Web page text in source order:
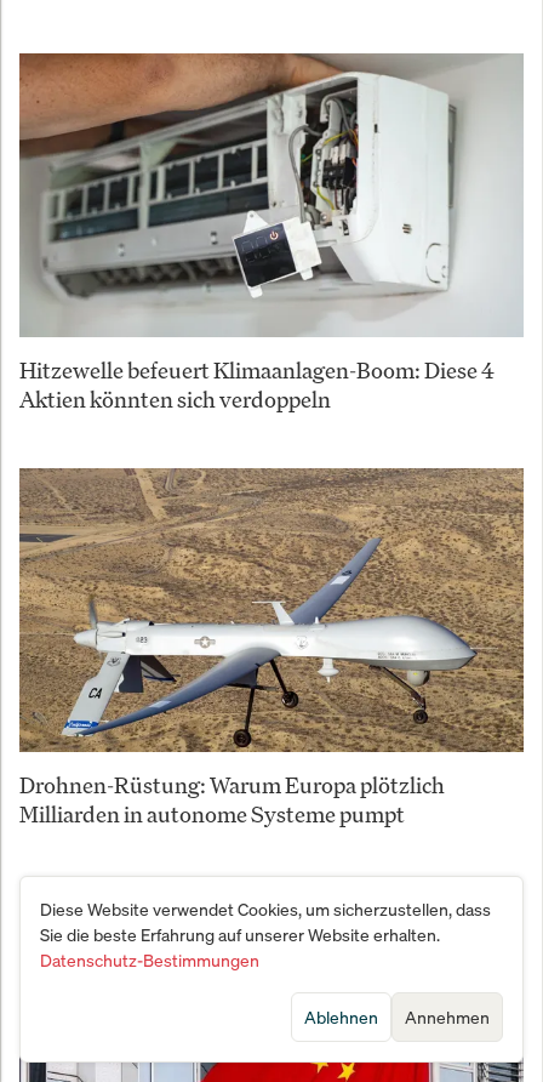
Hitzewelle befeuert Klimaanlagen-Boom: Diese 4
Aktien könnten sich verdoppeln
Drohnen-Rüstung: Warum Europa plötzlich
Milliarden in autonome Systeme pumpt
Diese Website verwendet Cookies, um sicherzustellen, dass
Sie die beste Erfahrung auf unserer Website erhalten.
Datenschutz-Bestimmungen
Annehmen
Ablehnen